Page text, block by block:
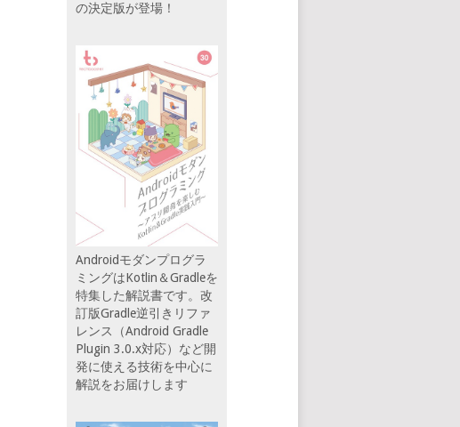
の決定版が登場！
Androidモダンプログラ
ミングはKotlin＆Gradleを
特集した解説書です。改
訂版Gradle逆引きリファ
レンス（Android Gradle
Plugin 3.0.x対応）など開
発に使える技術を中心に
解説をお届けします